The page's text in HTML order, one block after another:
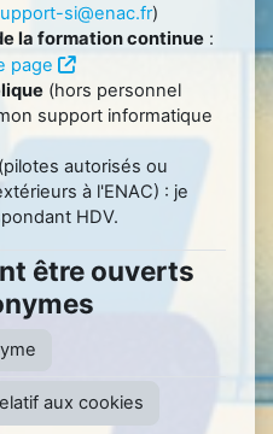
si@enac.fr)
la formation continue :
page
(hors personnel
support informatique
(pilotes autorisés ou
à l'ENAC) : je
HDV.
être ouverts
aux cookies